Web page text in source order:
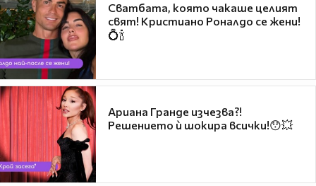
Сватбата, която чакаше целият
свят! Кристиано Роналдо се жени!
💍🍾
Ариана Гранде изчезва?!
Решението ѝ шокира всички!😯💥